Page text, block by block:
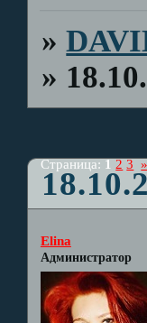
»
»
Страница:1 2 3
Elina
Администратор